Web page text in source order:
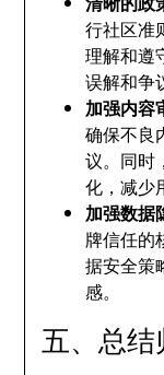
行社区准
理解和遵
误解和争
加强内容
确保不良
议。同时
化，减少
加强数据
牌信任的
据安全策
感。
五、总结